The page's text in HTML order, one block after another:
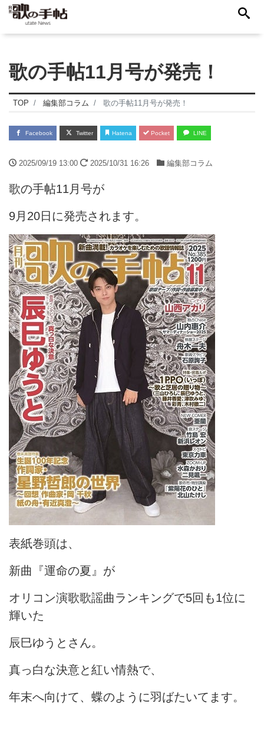
歌の手帖11月号が発売！
TOP 編集部コラム 歌の手帖11月号が発売！
Facebook Twitter Hatena Pocket LINE
2025/09/19 13:00 2025/10/31 16:26 編集部コラム
歌の手帖11月号が
9月20日に発売されます。
表紙巻頭は、
新曲『運命の夏』が
オリコン演歌歌謡曲ランキングで5回も1位に
輝いた
辰巳ゆうとさん。
真っ白な決意と紅い情熱で、
年末へ向けて、蝶のように羽ばたいてます。